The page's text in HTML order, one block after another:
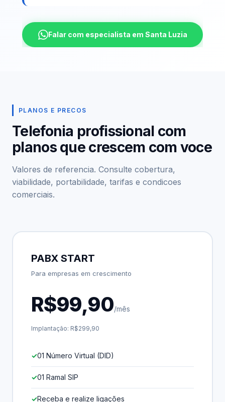
Falar com especialista em Santa Luzia
PLANOS E PRECOS
Telefonia profissional com
planos que crescem com voce
Valores de referencia. Consulte cobertura,
viabilidade, portabilidade, tarifas e condicoes
comerciais.
PABX START
Para empresas em crescimento
R$99,90/mês
Implantação: R$299,90
01 Número Virtual (DID)
01 Ramal SIP
Receba e realize ligações